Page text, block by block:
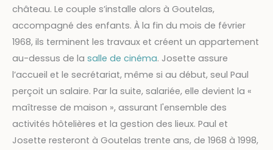
château. Le couple s’installe alors à Goutelas,
accompagné des enfants. À la fin du mois de février
1968, ils terminent les travaux et créent un appartement
au-dessus de la salle de cinéma. Josette assure
l’accueil et le secrétariat, même si au début, seul Paul
perçoit un salaire. Par la suite, salariée, elle devient la «
maîtresse de maison », assurant l'ensemble des
activités hôtelières et la gestion des lieux. Paul et
Josette resteront à Goutelas trente ans, de 1968 à 1998,